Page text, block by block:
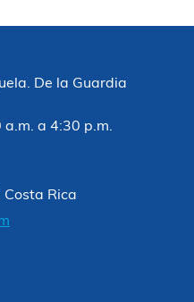
De la Guardia
a.m. a 4:30 p.m.
Rica